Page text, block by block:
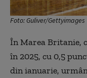
Foto: Guliver/Gettyimages
În Marea Britanie,
în 2025, cu 0,5
din ianuarie,